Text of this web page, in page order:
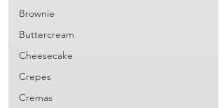
Brownie
Buttercream
Cheesecake
Crepes
Cremas